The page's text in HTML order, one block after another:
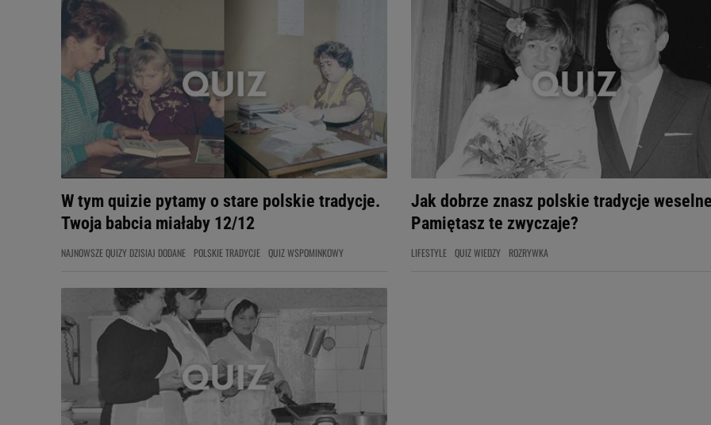
W tym quizie pytamy o stare polskie tradycje.
Twoja babcia miałaby 12/12
NAJNOWSZE QUIZY DZISIAJ DODANE POLSKIE TRADYCJE QUIZ WSPOMINKOWY
Jak dobrze znasz polskie tradycje
Pamiętasz te zwyczaje?
LIFESTYLE QUIZ WIEDZY ROZRYWKA
My, nasi Zaufani Partnerzy i Agora S.A. możemy przetwarzać dane osobowe w następujących
Użycie dokładnych danych geolokalizacyjnych. Aktywne skanowanie charakterystyki urządzenia
Przechowywanie informacji na urządzeniu lub dostęp do nich. Spersonalizowane reklamy i treści,
badnie odbiorców i ulepszanie usług.
Lista Zaufanych Partnerów